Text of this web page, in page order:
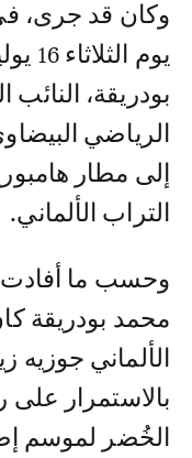
وكان قد جرى، في حدود التاسعة من مساء
بودريقة، النائب
الرياضي
إلى مطار
التراب الألماني.
وحسب ما أفادت
محمد بودريقة
الألماني جوزيه
بالاستمرار على
الخُضر لموسم